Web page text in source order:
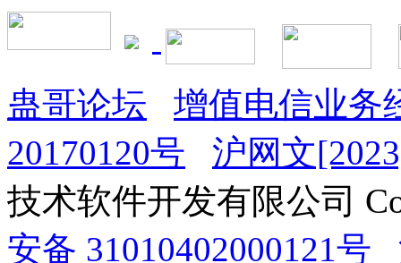
蛊哥论坛
增值电信业务
20170120号
沪网文
技术软件开发有限公司
安备 31010402000121号